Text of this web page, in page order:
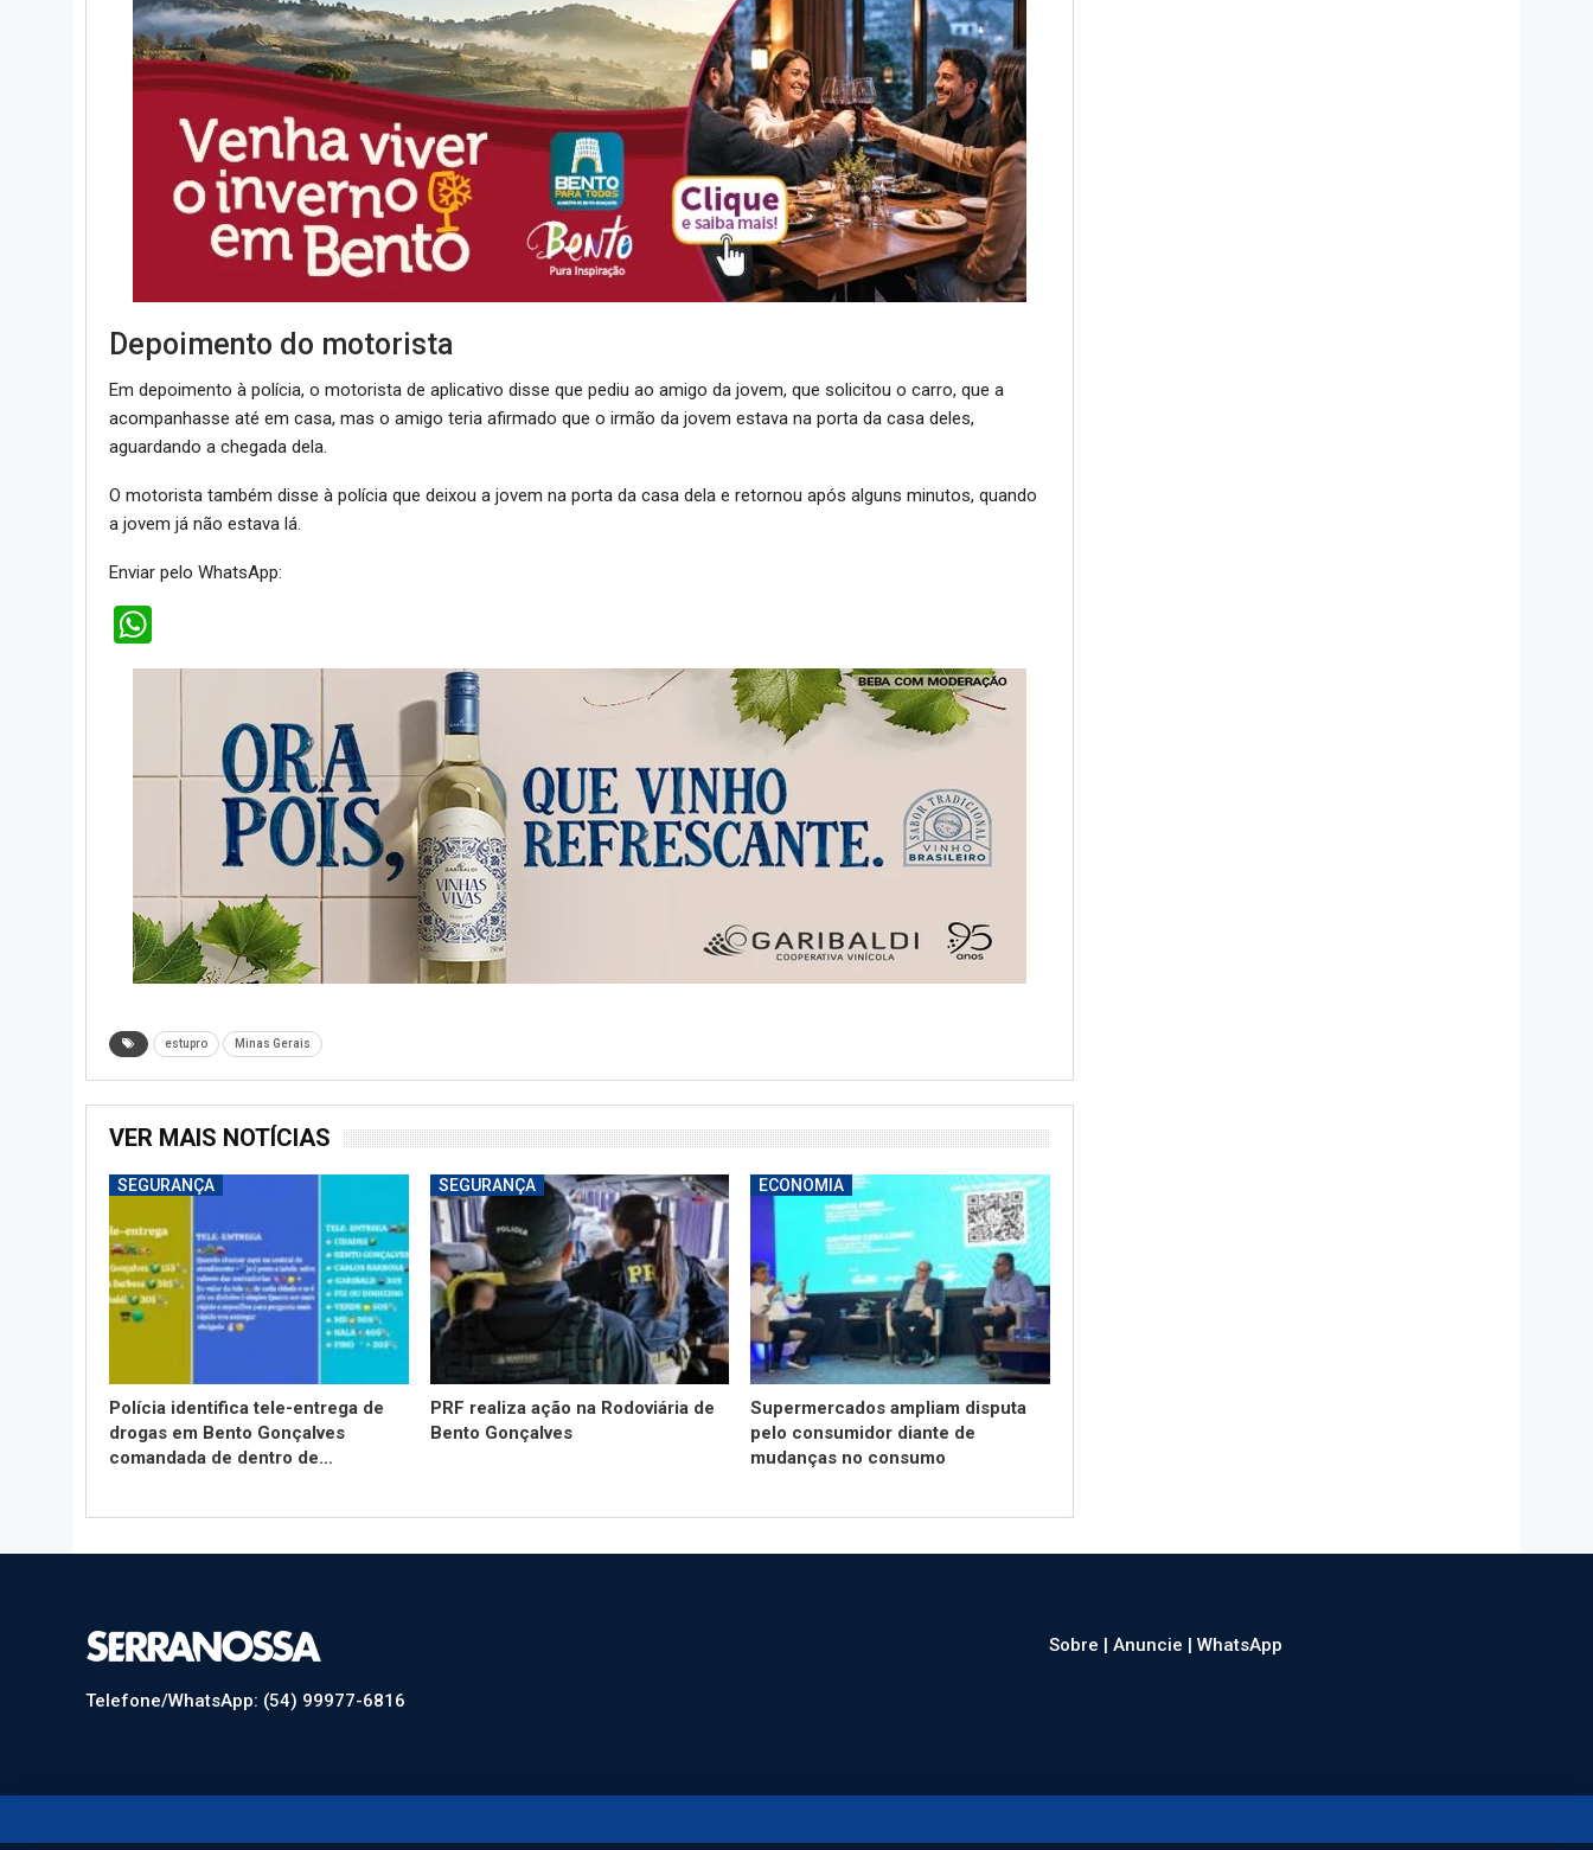
Depoimento do motorista
Em depoimento à polícia, o motorista de aplicativo disse que pediu ao amigo da jovem, que solicitou o carro, que a
acompanhasse até em casa, mas o amigo teria afirmado que o irmão da jovem estava na porta da casa deles,
aguardando a chegada dela.
O motorista também disse à polícia que deixou a jovem na porta da casa dela e retornou após alguns minutos, quando
a jovem já não estava lá.
Enviar pelo WhatsApp:
estupro Minas Gerais
VER MAIS NOTÍCIAS
SEGURANÇA
Polícia identifica tele-entrega de
drogas em Bento Gonçalves
comandada de dentro de…
SEGURANÇA
PRF realiza ação na Rodoviária de
Bento Gonçalves
ECONOMIA
Supermercados ampliam disputa
pelo consumidor diante de
mudanças no consumo
Telefone/WhatsApp: (54) 99977-6816
Sobre |Anuncie |WhatsApp